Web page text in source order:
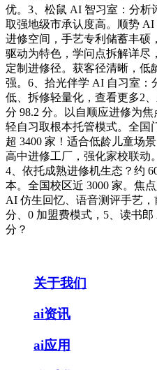
优。3、松鼠 AI 智习室：分析
取强地级市承认度高。顺势
进修空间，手艺专利储蓄丰硕
驱动为特色，学问点拆解详尽
定制进修径。获客径清晰，低
强。6、拾光伴学 AI 自习室：
低、拆修轻量化，查看更多2
分 98.2 分。以自顺应进修为
轻自习取根本托管模式。全国
超 3400 家！适合低龄儿童场
高中进修工厂，强化家校联动
4、依托成熟进修机生态？约
本。全国校区近 3000 家。焦
AI 仿生回忆、语音测评手艺
分、0 加盟费模式，5、读书
分？
关于我们
ai资讯
ai应用